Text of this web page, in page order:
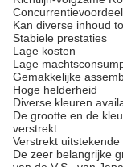
Kan diverse inhoud
Stabiele prestaties
Lage kosten
Lage
Gemakkelijke
Hoge helderheid
Diverse kleuren
De grootte en de
verstrekt
Verstrekt
De zeer belangrijke